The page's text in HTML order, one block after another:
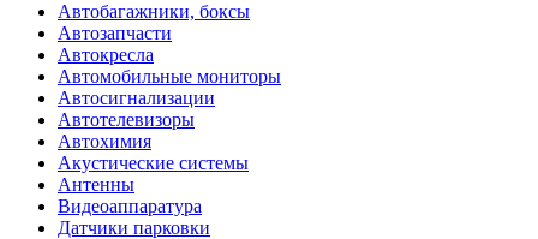
Автобагажники, боксы
Автозапчасти
Автокресла
Автомобильные мониторы
Автосигнализации
Автотелевизоры
Автохимия
Акустические системы
Антенны
Видеоаппаратура
Датчики парковки